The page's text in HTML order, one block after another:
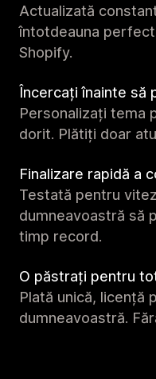
Actualizată
întotdeauna
Shopify.
Încercați înainte să
Personalizați tema
dorit. Plătiți doar
Finalizare rapidă a
Testată pentru
dumneavoastră să
timp record.
O păstrați pentru
Plată unică, licență
dumneavoastră.